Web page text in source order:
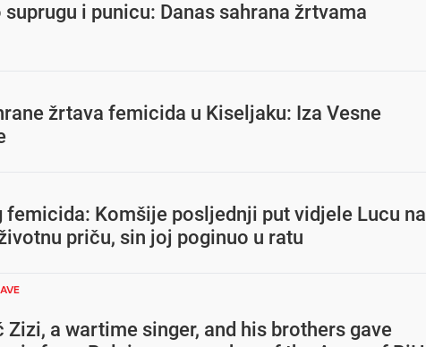
i punicu: Danas sahrana žrtvama
žrtava femicida u Kiseljaku: Iza Vesne
femicida: Komšije posljednji put vidjele Lucu na
priču, sin joj poginuo u ratu
Zizi, a wartime singer, and his brothers gave